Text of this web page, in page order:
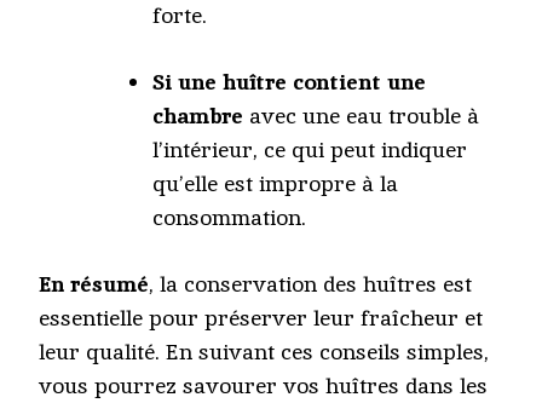
forte.
Si une huître contient une
chambre avec une eau trouble à
l’intérieur, ce qui peut indiquer
qu’elle est impropre à la
consommation.
En résumé, la conservation des huîtres est
essentielle pour préserver leur fraîcheur et
leur qualité. En suivant ces conseils simples,
vous pourrez savourer vos huîtres dans les